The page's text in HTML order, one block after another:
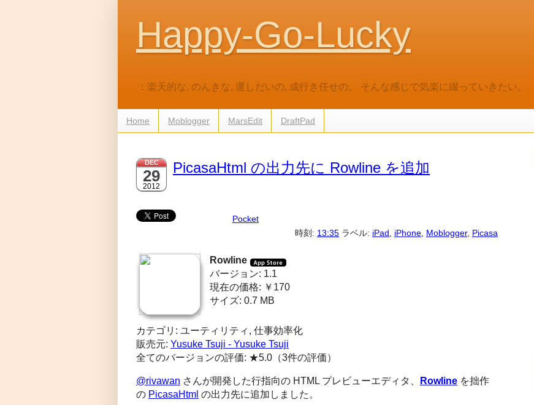
Happy-Go-Lucky
：楽天的な, のんきな, 運しだいの, 成行き任せの。 そんな感じで気楽に綴っていきたい。
Home Moblogger MarsEdit DraftPad
DEC
29
2012
PicasaHtml の出力先に Rowline を追加
Pocket
時刻: 13:35 ラベル: iPad iPhone Moblogger, Picasa
Rowline
バージョン: 1.1
現在の価格: ￥170
サイズ: 0.7 MB
カテゴリ: ユーティリティ, 仕事効率化
販売元: Yusuke Tsuji - Yusuke Tsuji
全てのバージョンの評価: ★5.0（3件の評価）
@rivawan さんが開発した行指向の HTML プレビューエディタ、 Rowline を拙作
の PicasaHtml の出力先に追加しました。